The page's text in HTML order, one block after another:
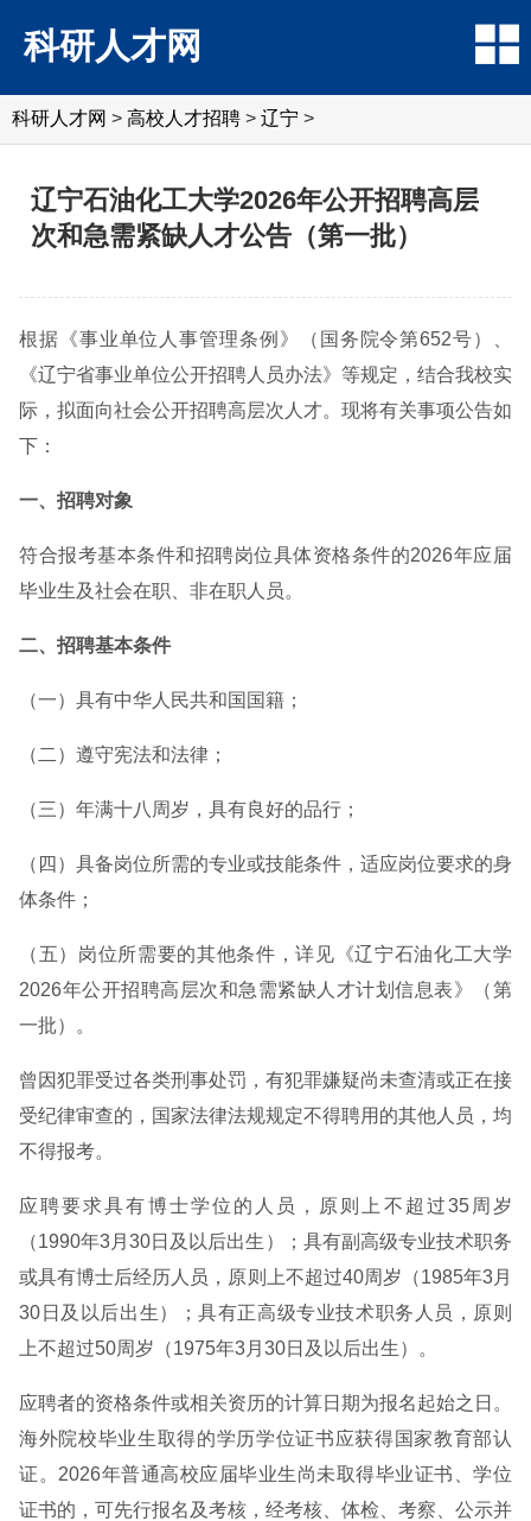
科研人才网
科研人才网 > 高校人才招聘 > 辽宁 >
辽宁石油化工大学2026年公开招聘高层
次和急需紧缺人才公告（第一批）
根据《事业单位人事管理条例》（国务院令第652号）、
《辽宁省事业单位公开招聘人员办法》等规定，结合我校实
际，拟面向社会公开招聘高层次人才。现将有关事项公告如
下：
一、招聘对象
符合报考基本条件和招聘岗位具体资格条件的2026年应届
毕业生及社会在职、非在职人员。
二、招聘基本条件
（一）具有中华人民共和国国籍；
（二）遵守宪法和法律；
（三）年满十八周岁，具有良好的品行；
（四）具备岗位所需的专业或技能条件，适应岗位要求的身
体条件；
（五）岗位所需要的其他条件，详见《辽宁石油化工大学
2026年公开招聘高层次和急需紧缺人才计划信息表》（第
一批）。
曾因犯罪受过各类刑事处罚，有犯罪嫌疑尚未查清或正在接
受纪律审查的，国家法律法规规定不得聘用的其他人员，均
不得报考。
应聘要求具有博士学位的人员，原则上不超过35周岁
（1990年3月30日及以后出生）；具有副高级专业技术职务
或具有博士后经历人员，原则上不超过40周岁（1985年3月
30日及以后出生）；具有正高级专业技术职务人员，原则
上不超过50周岁（1975年3月30日及以后出生）。
应聘者的资格条件或相关资历的计算日期为报名起始之日。
海外院校毕业生取得的学历学位证书应获得国家教育部认
证。2026年普通高校应届毕业生尚未取得毕业证书、学位
证书的，可先行报名及考核，经考核、体检、考察、公示并